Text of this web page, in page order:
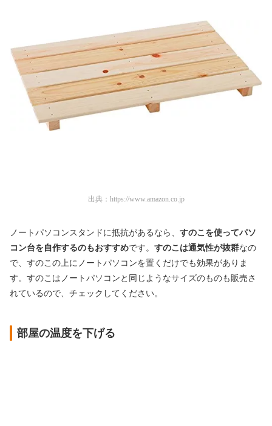
出典： https://www.amazon.co.jp
ノートパソコンスタンドに抵抗があるなら、 すのこを使ってパソ
コン台を自作するのもおすすめです。 すのこは通気性が抜群なの
で、すのこの上にノートパソコンを置くだけでも効果がありま
す。すのこはノートパソコンと同じようなサイズのものも販売さ
れているので、チェックしてください。
部屋の温度を下げる